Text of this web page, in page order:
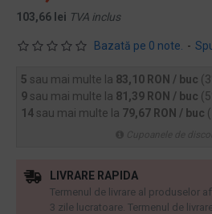
Bazată pe 0 note. -
103,66 lei TVA inclus
5 sau mai multe la 83,10 RON / buc
9 sau mai multe la 81,39 RON / buc
14 sau mai multe la 79,67 RON / buc
LIVRARE RAPIDA
Termenul de livrare al produselor
3 zile lucratoare. Termenul de